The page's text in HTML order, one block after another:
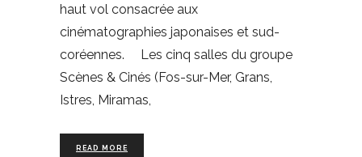
haut vol consacrée aux
cinématographies japonaises et sud-
coréennes. Les cinq salles du groupe
Scènes & Cinés (Fos-sur-Mer, Grans,
Istres, Miramas,
READ MORE